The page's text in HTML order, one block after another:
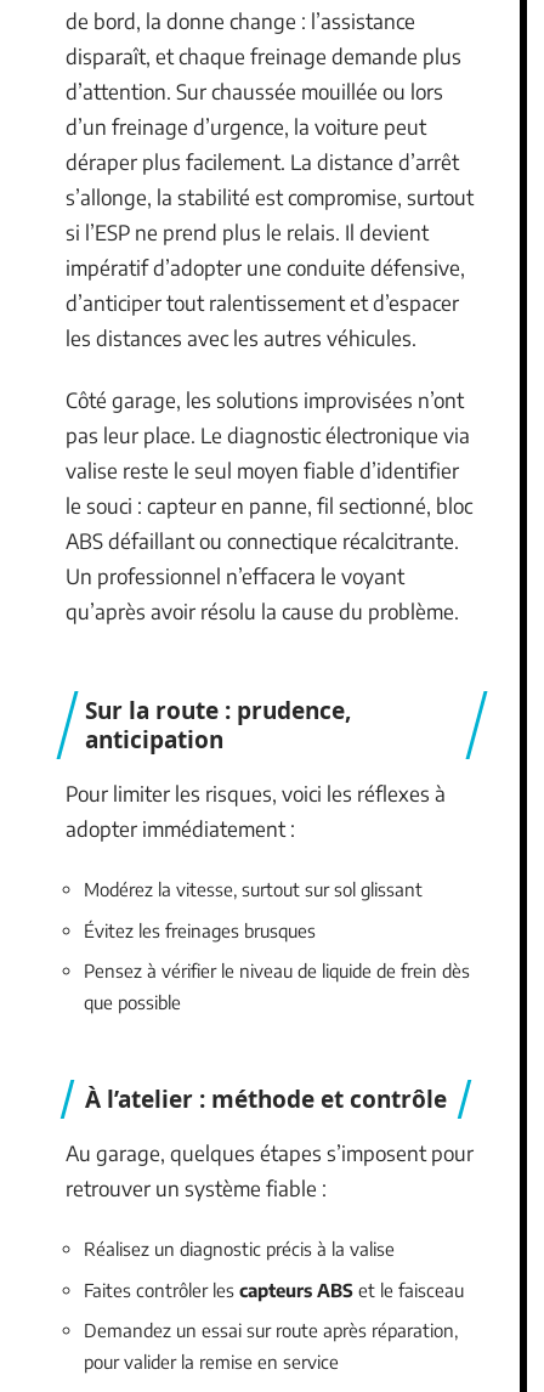
de bord, la donne change : l’assistance
disparaît, et chaque freinage demande plus
d’attention. Sur chaussée mouillée ou lors
d’un freinage d’urgence, la voiture peut
déraper plus facilement. La distance d’arrêt
s’allonge, la stabilité est compromise, surtout
si l’ESP ne prend plus le relais. Il devient
impératif d’adopter une conduite défensive,
d’anticiper tout ralentissement et d’espacer
les distances avec les autres véhicules.
Côté garage, les solutions improvisées n’ont
pas leur place. Le diagnostic électronique via
valise reste le seul moyen fiable d’identifier
le souci : capteur en panne, fil sectionné, bloc
ABS défaillant ou connectique récalcitrante.
Un professionnel n’effacera le voyant
qu’après avoir résolu la cause du problème.
Sur la route : prudence,
anticipation
Pour limiter les risques, voici les réflexes à
adopter immédiatement :
Modérez la vitesse, surtout sur sol glissant
Évitez les freinages brusques
Pensez à vérifier le niveau de liquide de frein dès
que possible
À l’atelier : méthode et contrôle
Au garage, quelques étapes s’imposent pour
retrouver un système fiable :
Réalisez un diagnostic précis à la valise
Faites contrôler les capteurs ABS et le faisceau
Demandez un essai sur route après réparation,
pour valider la remise en service